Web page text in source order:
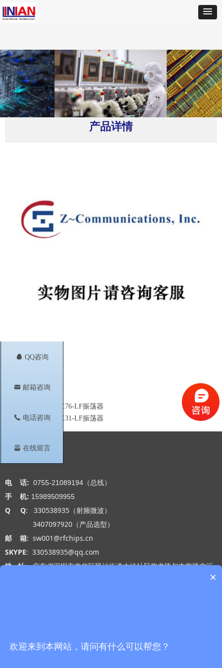
뀩 QQ咨询
낂 邮箱咨询
끅 电话咨询
뀣 在线留言
首页 ꄲ Z-COMM ꄲ V600ME45-LF振荡器
产品详情
V600ME76-LF振荡器
后一个： V600ME31-LF振荡器
电 话: 0755-21089194（总线）
手 机: 15989509955
Q Q: 330538935（射频微波）
3407097920（产品选型）
邮 箱: sw001@rfchips.cn
SKYPE: 330538935@qq.com
地 址: 广东省深圳市龙华区民治街道大岭社区梅龙路与中梅路交汇
×
欢迎来到本网站，请问有什么可以帮您？